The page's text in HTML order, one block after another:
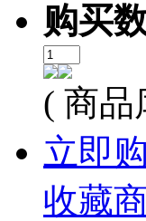
购买
( 商品
立即
收藏